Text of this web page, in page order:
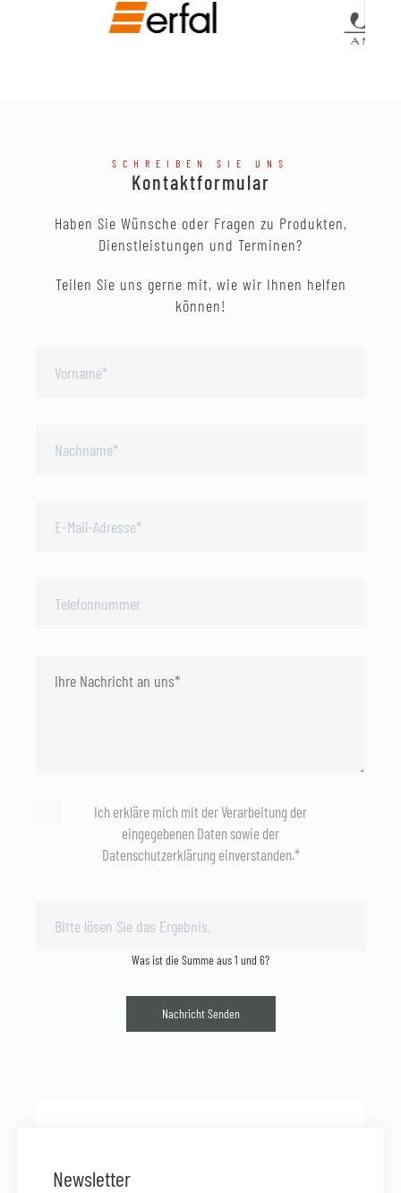
SCHREIBEN SIE UNS
Kontaktformular
Haben Sie Wünsche oder Fragen zu Produkten,
Dienstleistungen und Terminen?
Teilen Sie uns gerne mit, wie wir Ihnen helfen
können!
Ich erkläre mich mit der Verarbeitung der
eingegebenen Daten sowie der
Datenschutzerklärung einverstanden.*
Was ist die Summe aus 1 und 6?
Nachricht Senden
Newsletter